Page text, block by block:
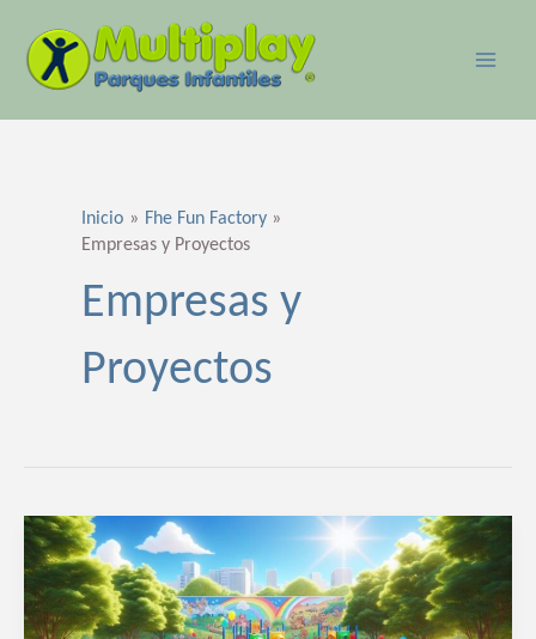
contenido
Inicio
Fhe Fun Factory
Empresas y Proyectos
Empresas y
Proyectos
Fabricante
de
chiquiparks
en